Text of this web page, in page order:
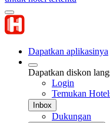
Dapatkan aplikasinya
Dapatkan diskon
Login
Temukan
Inbox
Dukungan